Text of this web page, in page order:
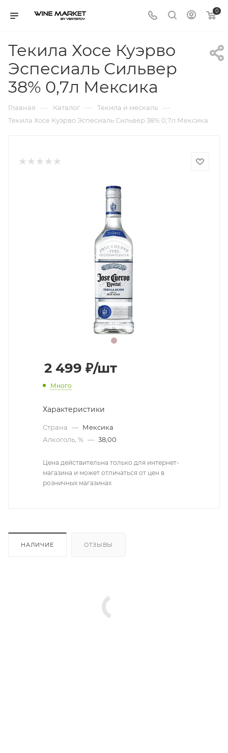
0
Текила Хосе Куэрво
Эспесиаль Сильвер
38% 0,7л Мексика
Главная — Каталог — Текила и мескаль —
Текила Хосе Куэрво Эспесиаль Сильвер 38% 0,7л Мексика
2 499 ₽/шт
Много
Характеристики
Страна — Мексика
Алкоголь, % — 38,00
Цена действительна только для интернет-
магазина и может отличаться от цен в
розничных магазинах
НАЛИЧИЕ ОТЗЫВЫ